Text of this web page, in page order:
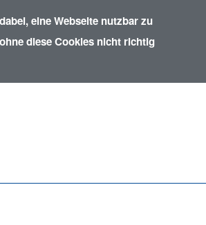
eine Webseite nutzbar zu
diese Cookies nicht richtig